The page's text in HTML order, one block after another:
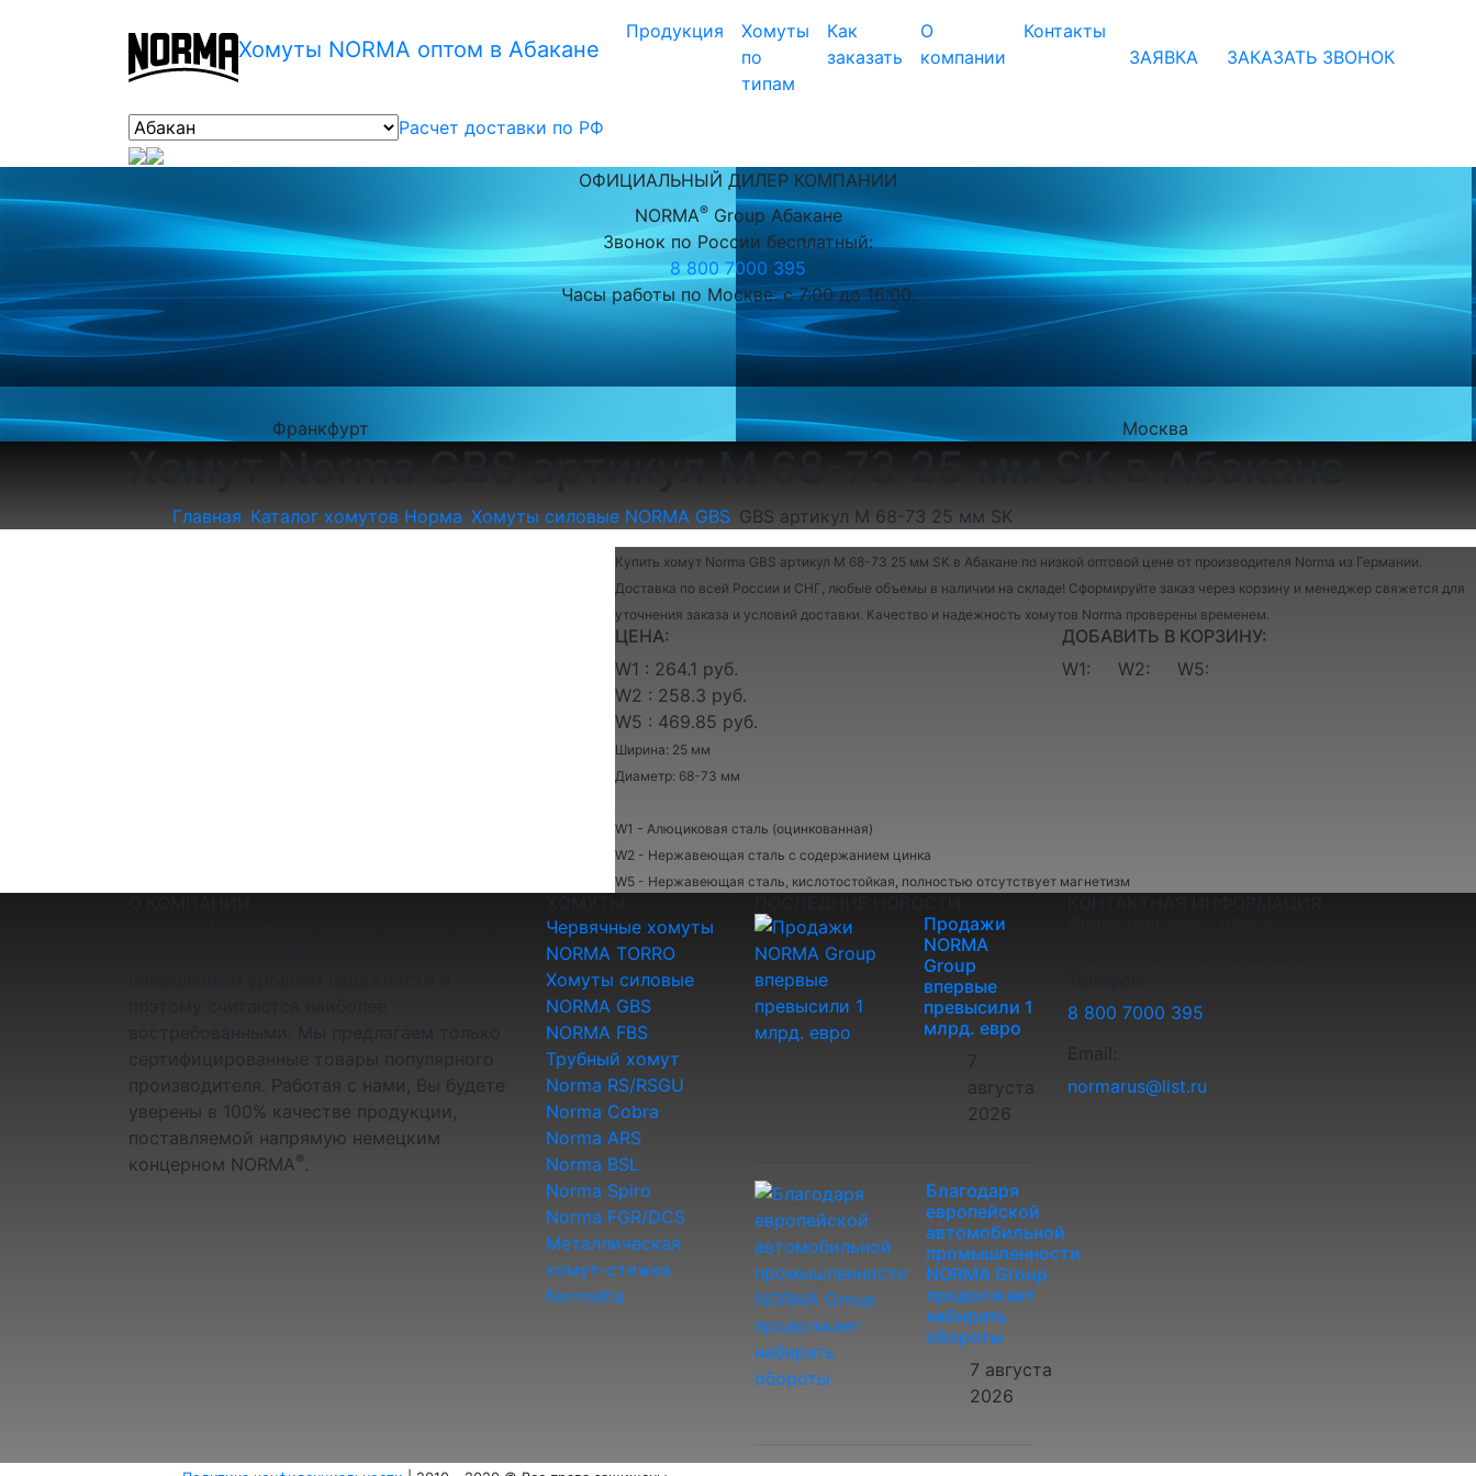
Хомуты NORMA оптом в Абакане
Продукция
Хомуты
по
типам
Как
заказать
О
компании
Контакты
ЗАЯВКА
ЗАКАЗАТЬ ЗВОНОК
Расчет доставки по РФ
ОФИЦИАЛЬНЫЙ ДИЛЕР КОМПАНИИ
NORMA®Group Абакане
Франкфурт
Звонок по России бесплатный:
8 800 7000 395
Часы работы по Москве: с 7:00 до 16:00.
Москва
Хомут Norma GBS артикул M 68-73 25 мм SK в Абакане
Главная Каталог хомутов Норма Хомуты силовые NORMA GBS GBS артикул M 68-73 25 мм SK
Купить хомут Norma GBS артикул M 68-73 25 мм SK в Абакане по низкой оптовой цене от производителя Norma из Германии.
Доставка по всей России и СНГ, любые объемы в наличии на складе! Сформируйте заказ через корзину и менеджер свяжется для
уточнения заказа и условий доставки. Качество и надежность хомутов Norma проверены временем.
ЦЕНА:
W1 : 264.1 руб.
W2 : 258.3 руб.
W5 : 469.85 руб.
ДОБАВИТЬ В КОРЗИНУ:
W1:
W2: W5:
Ширина: 25 мм
Диаметр: 68-73 мм
W1 - Алюциковая сталь (оцинкованная)
W2 - Нержавеющая сталь с содержанием цинка
W5 - Нержавеющая сталь, кислотостойкая, полностью отсутствует магнетизм
сертифицированные товары популярного
производителя. Работая с нами, Вы будете
уверены в 100% качестве продукции,
поставляемой напрямую немецким
концерном NORMA®.
Червячные хомуты
NORMA TORRO
Хомуты силовые
NORMA GBS
NORMA FBS
Трубный хомут
Norma RS/RSGU
Norma Cobra
Norma ARS
Norma BSL
Norma Spiro
Norma FGR/DCS
Металлическая
хомут-стяжка
Normetta
Продажи
NORMA
Group
впервые
превысили 1
млрд. евро
7
августа
2026
Благодаря
европейской
автомобильной
промышленности
NORMA Group
продолжает
набирать
обороты
7 августа
2026
8 800 7000 395
normarus@list.ru